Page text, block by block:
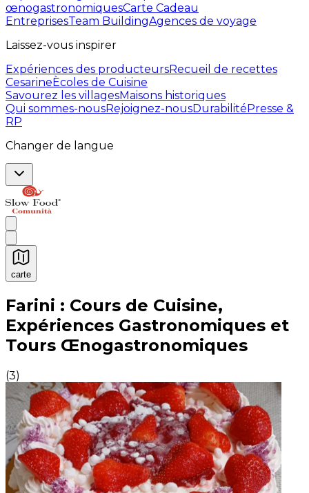
œnogastronomiquesCarte Cadeau
EntreprisesTeam BuildingAgences de voyage
Laissez-vous inspirer
Expériences des producteursRecueil de recettes
CesarineÈcoles de Cuisine
Savourez les villagesMaisons historiques
Qui sommes-nousRejoignez-nousDurabilitéPresse &
RP
Changer de langue
carte
Expériences culinaires inoubliables : Expériences
Farini : Cours de Cuisine,
Expériences Gastronomiques et
Tours Œnogastronomiques
(3)